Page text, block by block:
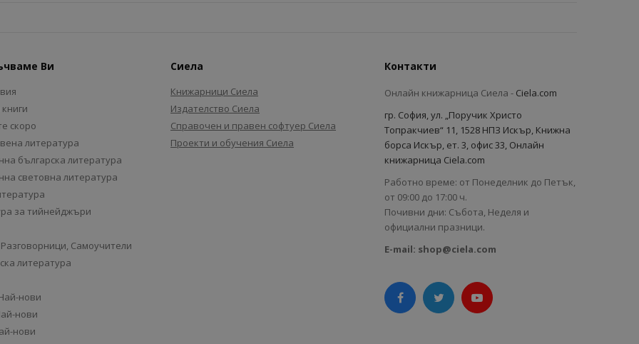
Ви
скоро
литература
българска литература
световна литература
за тийнейджъри
Самоучители
литература
нови
нови
нови
Сиела
Книжарници Сиела
Издателство Сиела
Справочен и правен софтуер Сиела
Проекти и обучения Сиела
Контакти
Онлайн книжарница Сиела - Ciela.com
гр. София, ул. „Поручик Христо
Топракчиев“ 11, 1528 НПЗ Искър, Книжна
борса Искър, ет. 3, офис 33, Онлайн
книжарница Ciela.com
Работно време: от Понеделник до Петък,
от 09:00 до 17:00 ч.
Почивни дни: Събота, Неделя и
официални празници.
E-mail: shop@ciela.com